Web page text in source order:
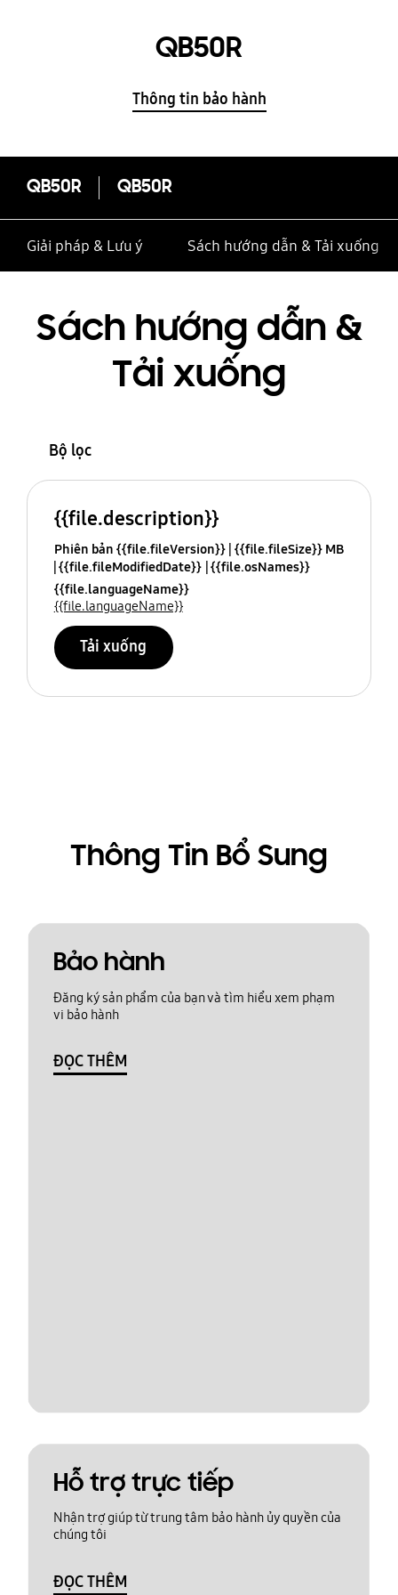
QB50R
Thông tin bảo hành
QB50R QB50R
Giải pháp & Lưu ý Sách hướng dẫn & Tải xuống
Sách hướng dẫn &
Tải xuống
Bộ lọc
{{file.description}}
Phiên bản {{file.fileVersion}} {{file.fileSize}} MB
{{file.fileModifiedDate}} {{file.osNames}}
{{file.languageName}}
{{file.languageName}}
Tải xuống
Thông Tin Bổ Sung
Bảo hành
Đăng ký sản phẩm của bạn và tìm hiểu xem phạm
vi bảo hành
ĐỌC THÊM
Hỗ trợ trực tiếp
Nhận trợ giúp từ trung tâm bảo hành ủy quyền của
chúng tôi
ĐỌC THÊM